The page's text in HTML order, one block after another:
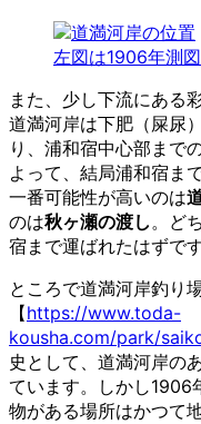
左図は1906年測
また、少し下流にある
道満河岸は下肥（屎尿
り、浦和宿中心部まで
よって、結局浦和宿ま
一番可能性が高いのは
のは秋ヶ瀬の渡し。ど
宿まで運ばれたはずです
ところで道満河岸釣り
【https://www.toda-
kousha.com/park/
史として、道満河岸の
ています。しかし1906
物がある場所はかつて